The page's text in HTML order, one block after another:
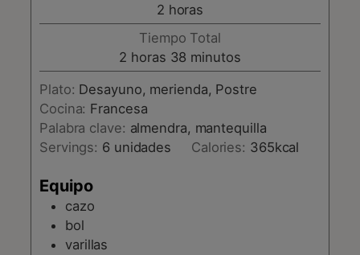
2horas
horas
Tiempo Total
2 horas
horas 38 minutos
minutos
Plato: Desayuno, merienda, Postre
Cocina: Francesa
Palabra clave: almendra, mantequilla
Servings: 6 unidades Calories: 365kcal
Equipo
cazo
bol
varillas